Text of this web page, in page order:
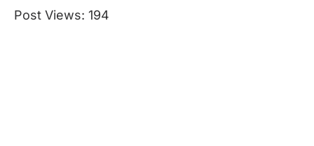
Post Views: 194